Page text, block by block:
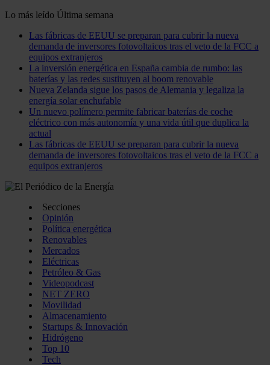
Lo más leído Última semana
Las fábricas de EEUU se preparan para cubrir la nueva
demanda de inversores fotovoltaicos tras el veto de la FCC a
equipos extranjeros
La inversión energética en España cambia de rumbo: las
baterías y las redes sustituyen al boom renovable
Nueva Zelanda sigue los pasos de Alemania y legaliza la
energía solar enchufable
Un nuevo polímero permite fabricar baterías de coche
eléctrico con más autonomía y una vida útil que duplica la
actual
Las fábricas de EEUU se preparan para cubrir la nueva
demanda de inversores fotovoltaicos tras el veto de la FCC a
equipos extranjeros
Secciones
Opinión
Política energética
Renovables
Mercados
Eléctricas
Petróleo & Gas
Videopodcast
NET ZERO
Movilidad
Almacenamiento
Startups & Innovación
Hidrógeno
Top 10
Tech